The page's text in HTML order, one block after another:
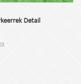
Detail